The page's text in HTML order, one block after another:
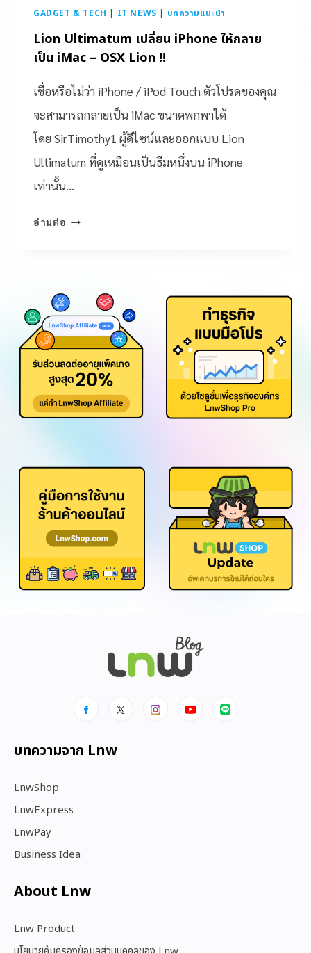
GADGET & TECH | IT NEWS | บทความแนะนำ
Lion Ultimatum เปลี่ยน iPhone ให้กลาย
เป็น iMac – OSX Lion !!
เชื่อหรือไม่ว่า iPhone / iPod Touch ตัวโปรดของคุณ
จะสามารถกลายเป็น iMac ขนาดพกพาได้
โดย SirTimothy1 ผู้ดีไซน์และออกแบบ Lion
Ultimatum ที่ดูเหมือนเป็นธีมหนึ่งบน iPhone
เท่านั้น…
อ่านต่อ
บทความจาก Lnw
LnwShop
LnwExpress
LnwPay
Business Idea
About Lnw​
Lnw Product